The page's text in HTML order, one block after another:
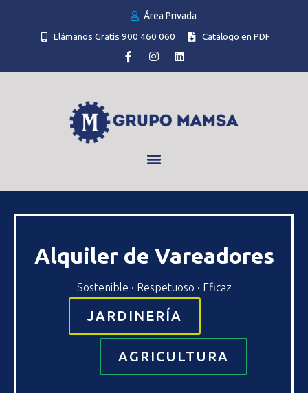
Área Privada
Llámanos Gratis 900 460 060
Catálogo en PDF
Alquiler de Vareadores
Sostenible · Respetuoso · Eficaz
JARDINERÍA
AGRICULTURA